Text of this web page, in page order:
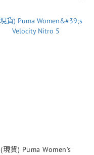
(現貨) Puma Women's